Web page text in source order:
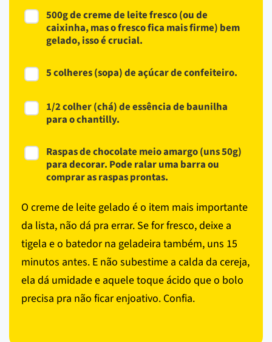
500g de creme de leite fresco (ou de
caixinha, mas o fresco fica mais firme) bem
gelado, isso é crucial.
5 colheres (sopa) de açúcar de confeiteiro.
1/2 colher (chá) de essência de baunilha
para o chantilly.
Raspas de chocolate meio amargo (uns 50g)
para decorar. Pode ralar uma barra ou
comprar as raspas prontas.
O creme de leite gelado é o item mais importante
da lista, não dá pra errar. Se for fresco, deixe a
tigela e o batedor na geladeira também, uns 15
minutos antes. E não subestime a calda da cereja,
ela dá umidade e aquele toque ácido que o bolo
precisa pra não ficar enjoativo. Confia.